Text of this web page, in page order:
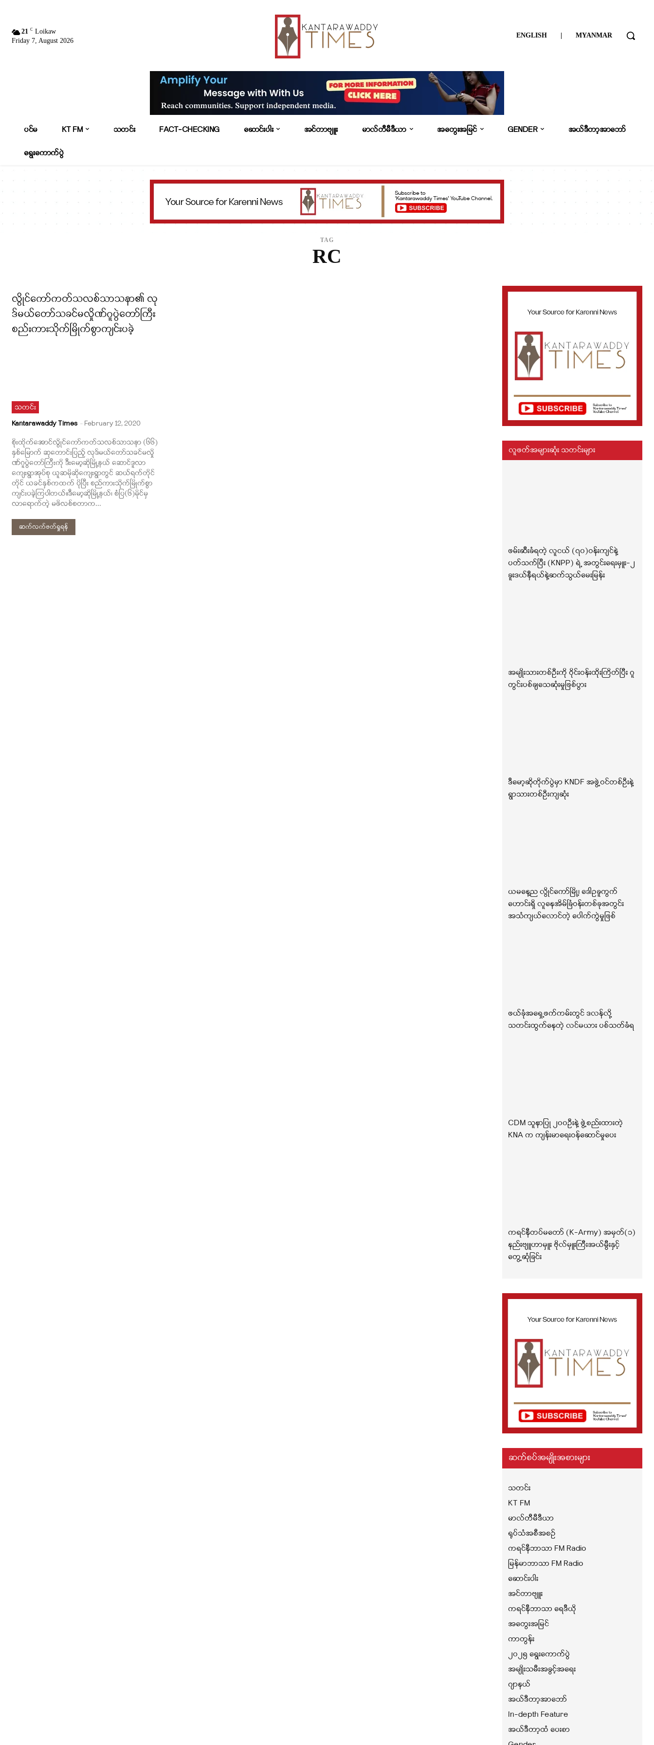
21 C Loikaw
Friday 7, August 2026
ENGLISH | MYANMAR
ပင်မ KT FM သတင်း FACT-CHECKING ဆောင်းပါး အင်တာဗျူး မာလ်တီမီဒီယာ အတွေးအမြင် GENDER အယ်ဒီတာ့အာဘော်
ရွေးကောက်ပွဲ
TAG
RC
လွိုင်ကော်ကတ်သလစ်သာသနာ၏ လု
ဒ်မယ်တော်သခင်မလှိုဏ်ဂူပွဲတော်ကြီး
စည်းကားသိုက်မြိုက်စွာကျင်းပခဲ့
သတင်း
Kantarawaddy Times - February 12, 2020
စိုးထိုက်အောင်လွိုင်ကော်ကတ်သလစ်သာသနာ (၆၆)
နှစ်မြောက် ဆုတောင်းပြည့် လုဒ်မယ်တော်သခင်မလှို
ဏ်ဂူပွဲတော်ကြီးကို ဒီးမော့ဆိုမြို့နယ် ဆောင်ဒူလာ
ကျေးရွာအုပ်စု ယူဆမိုဆိုကျေးရွာတွင် ဆယ်ရက်တိုင်
တိုင် ယခင်နှစ်ကထက် ပိုပြီး စည်ကားသိုက်မြိုက်စွာ
ကျင်းပခဲ့ကြပါတယ်။ဒီမော့ဆိုမြို့နယ်၊ စံပြ(၆)မိုင်မှ
လာရောက်တဲ့ မဖိလစ်စတာက...
ဆက်လက်ဖတ်ရှုရန်
လူဖတ်အများဆုံး သတင်းများ
ဖမ်းဆီးခံရတဲ့ လူငယ် (၇၀)ဝန်းကျင်နဲ့
ပတ်သက်ပြီး (KNPP) ရဲ့ အတွင်းရေးမှူး-၂
ခူးဒယ်နီရယ်နဲ့ဆက်သွယ်မေးမြန်း
အမျိုးသားတစ်ဦးကို ဝိုင်းဝန်းထိုးကြိတ်ပြီး ဂူ
တွင်းပစ်ချသေဆုံးမှုဖြစ်ပွား
ဒီမော့ဆိုတိုက်ပွဲမှာ KNDF အဖွဲ့ဝင်တစ်ဦးနဲ့
ရွာသားတစ်ဦးကျဆုံး
ယမနေ့ည လွိုင်ကော်မြို့၊ ဒေါဥခူကွက်
ဟောင်းရှိ လူနေအိမ်ခြံဝန်းတစ်ခုအတွင်း
အသံကျယ်လောင်တဲ့ ပေါက်ကွဲမှုဖြစ်
ဖယ်ခုံအရှေ့ဖက်ကမ်းတွင် ဒလန်လို့
သတင်းထွက်နေတဲ့ လင်မယား ပစ်သတ်ခံရ
CDM သူနာပြု ၂၀၀ဦးနဲ့ ဖွဲ့စည်းထားတဲ့
KNA က ကျန်းမာရေးဝန်ဆောင်မှုပေး
ကရင်နီတပ်မတော် (K-Army) အမှတ်(၁)
နည်းဗျူဟာမှူး ဗိုလ်မှူးကြီးအယ်မွီးနှင့်
တွေ့ဆုံခြင်း
ဆက်စပ်အမျိုးအစားများ
သတင်း
KT FM
မာလ်တီမီဒီယာ
ရုပ်သံအစီအစဉ်
ကရင်နီဘာသာ FM Radio
မြန်မာဘာသာ FM Radio
ဆောင်းပါး
အင်တာဗျူး
ကရင်နီဘာသာ ရေဒီယို
အတွေးအမြင်
ကာတွန်း
၂၀၂၅ ရွေးကောက်ပွဲ
အမျိုးသမီးအခွင့်အရေး
ဂျာနယ်
အယ်ဒီတာ့အာဘော်
In-depth Feature
အယ်ဒီတာ့ထံ ပေးစာ